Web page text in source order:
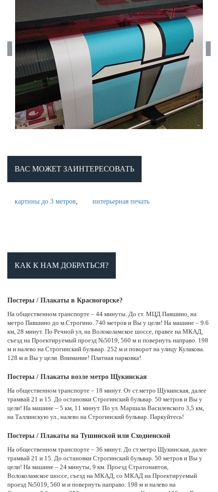
ВАС МОЖЕТ ЗАИНТЕРЕСОВАТЬ
картины до 3 метров интерьерная печать
КАК К НАМ ДОБРАТЬСЯ?
Постеры / Плакаты в Красногорске?
На общественном транспорте – 44 минуты. До ст. МЦД Павшино, на
метро Павшино до м.Строгино. 740 метров и Вы у цели! На машине – 9.6
км, 28 минут. По Речной ул, на Волоколамское шоссе, правее на МКАД,
съезд на Проектируемый проезд №5019, 560 м и повернуть направо. 198
м и налево на Строгинский бульвар. 252 м и поворот на улицу Кулакова.
128 м и Вы у цели. Внимание! Платная парковка!
Постеры / Плакаты возле метро Щукинская
На общественном транспорте – 18 минут. От ст.метро Щукинская, далее
трамвай 21 и 15. До остановки Строгинский бульвар. 50 метров и Вы у
цели! На машине – 5 км, 11 минут. По ул. Маршала Василевского 3,5 км,
на Таллинскую ул., налево на Строгинский бульвар. Паркуйтесь!
Постеры / Плакаты на Тушинской или Сходненской
На общественном транспорте – 36 минут. До ст.метро Щукинская, далее
трамвай 21 и 15. До остановки Строгинский бульвар. 50 метров и Вы у
цели! На машине – 24 минуты, 9 км. Проезд Стратонавтов,
Волоколамское шоссе, съезд на МКАД, со МКАД на Проектируемый
проезд №5019, 560 м и повернуть направо. 198 м и налево на